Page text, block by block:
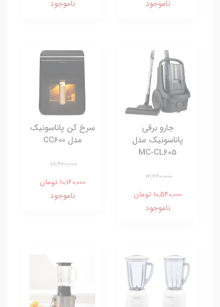
ناموجود ناموجود
جارو برقی
پاناسونیک مدل
MC-CL605
12,240,000
10,540,000 تومان
ناموجود
سرخ کن پاناسونیک
مدل CC600
18,460,000
10,160,000 تومان
ناموجود